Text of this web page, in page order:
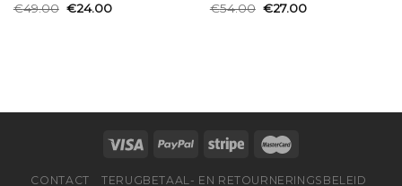
€49.00 €24.00
€54.00 €27.00
CONTACT
TERUGBETAAL- EN RETOURNERINGSBELEID